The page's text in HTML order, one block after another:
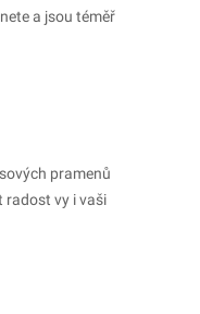
a jsou téměř
pramenů
radost vy i vaši